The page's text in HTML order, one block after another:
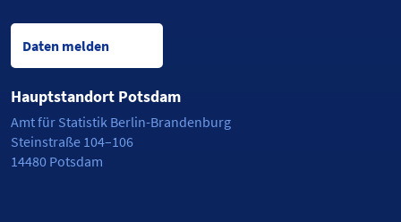
Daten melden
Hauptstandort Potsdam
Amt für Statistik Berlin-Brandenburg
Steinstraße 104–106
14480 Potsdam